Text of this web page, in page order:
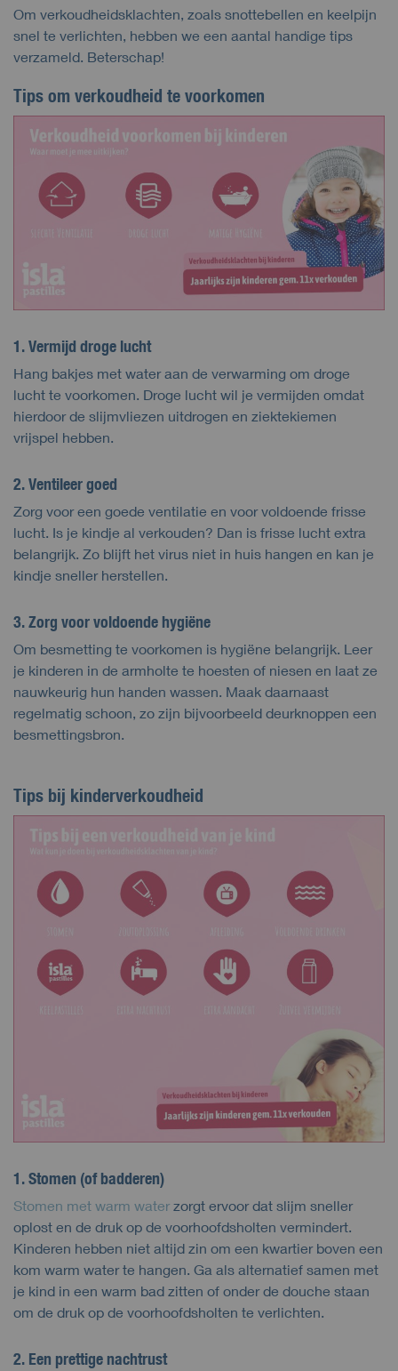
Om verkoudheidsklachten, zoals snottebellen en keelpijn
snel te verlichten, hebben we een aantal handige tips
verzameld. Beterschap!
Tips om verkoudheid te voorkomen
1. Vermijd droge lucht
Hang bakjes met water aan de verwarming om droge
lucht te voorkomen. Droge lucht wil je vermijden omdat
hierdoor de slijmvliezen uitdrogen en ziektekiemen
vrijspel hebben.
2. Ventileer goed
Zorg voor een goede ventilatie en voor voldoende frisse
lucht. Is je kindje al verkouden? Dan is frisse lucht extra
belangrijk. Zo blijft het virus niet in huis hangen en kan je
kindje sneller herstellen.
3. Zorg voor voldoende hygiëne
Om besmetting te voorkomen is hygiëne belangrijk. Leer
je kinderen in de armholte te hoesten of niesen en laat ze
nauwkeurig hun handen wassen. Maak daarnaast
regelmatig schoon, zo zijn bijvoorbeeld deurknoppen een
besmettingsbron.
Tips bij kinderverkoudheid
1. Stomen (of badderen)
Stomen met warm water zorgt ervoor dat slijm sneller
oplost en de druk op de voorhoofdsholten vermindert.
Kinderen hebben niet altijd zin om een kwartier boven een
kom warm water te hangen. Ga als alternatief samen met
je kind in een warm bad zitten of onder de douche staan
om de druk op de voorhoofdsholten te verlichten.
2. Een prettige nachtrust